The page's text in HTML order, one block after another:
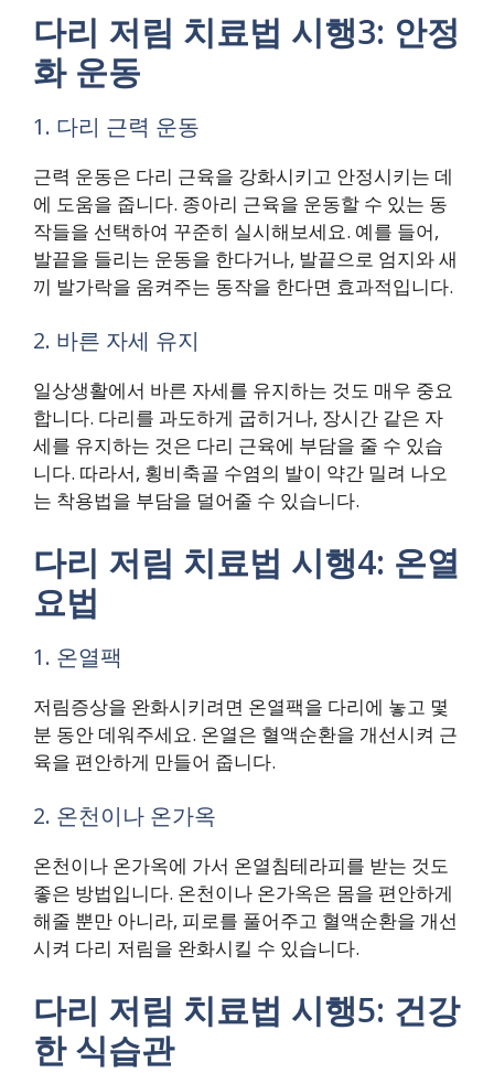
다리 저림 치료법 시행3: 안정
화 운동
1. 다리 근력 운동
근력 운동은 다리 근육을 강화시키고 안정시키는 데
에 도움을 줍니다. 종아리 근육을 운동할 수 있는 동
작들을 선택하여 꾸준히 실시해보세요. 예를 들어,
발끝을 들리는 운동을 한다거나, 발끝으로 엄지와 새
끼 발가락을 움켜주는 동작을 한다면 효과적입니다.
2. 바른 자세 유지
일상생활에서 바른 자세를 유지하는 것도 매우 중요
합니다. 다리를 과도하게 굽히거나, 장시간 같은 자
세를 유지하는 것은 다리 근육에 부담을 줄 수 있습
니다. 따라서, 횡비축골 수염의 발이 약간 밀려 나오
는 착용법을 부담을 덜어줄 수 있습니다.
다리 저림 치료법 시행4: 온열
요법
1. 온열팩
저림증상을 완화시키려면 온열팩을 다리에 놓고 몇
분 동안 데워주세요. 온열은 혈액순환을 개선시켜 근
육을 편안하게 만들어 줍니다.
2. 온천이나 온가옥
온천이나 온가옥에 가서 온열침테라피를 받는 것도
좋은 방법입니다. 온천이나 온가옥은 몸을 편안하게
해줄 뿐만 아니라, 피로를 풀어주고 혈액순환을 개선
시켜 다리 저림을 완화시킬 수 있습니다.
다리 저림 치료법 시행5: 건강
한 식습관